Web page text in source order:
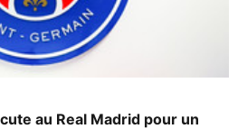
au Real Madrid pour un